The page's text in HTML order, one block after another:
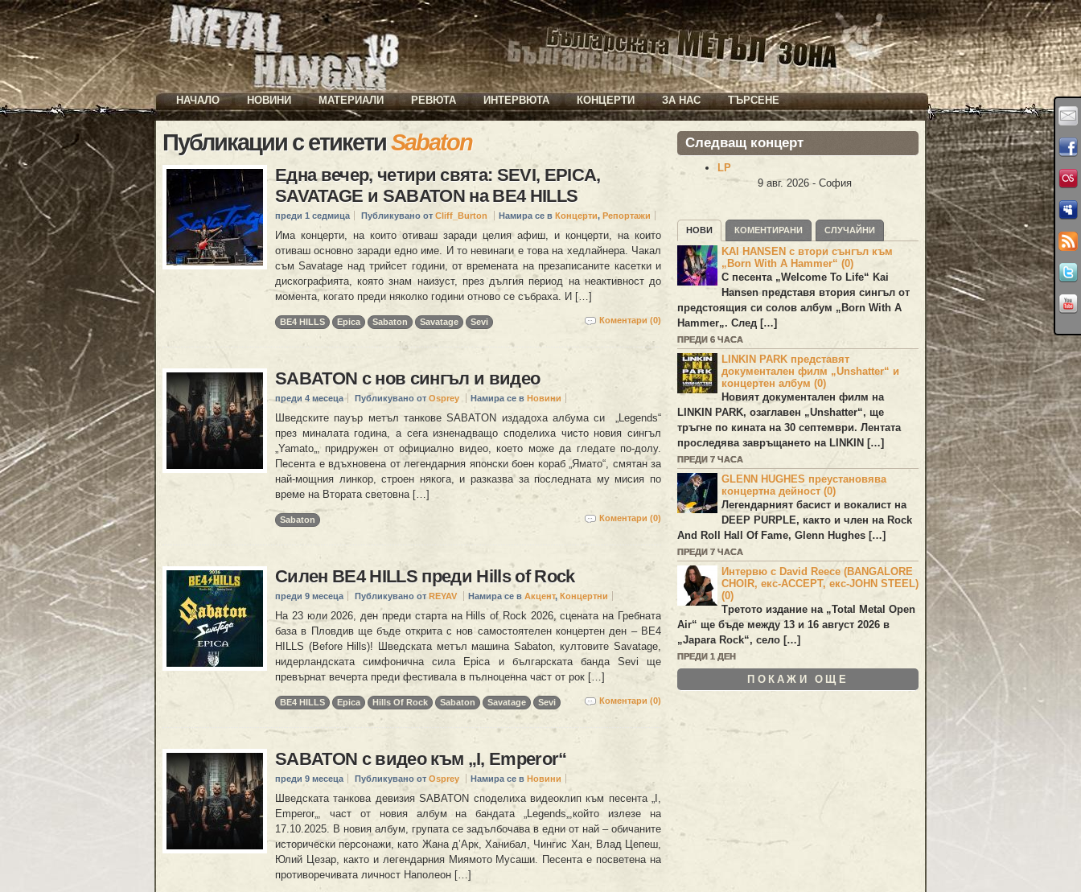
НАЧАЛО НОВИНИ МАТЕРИАЛИ РЕВЮТА ИНТЕРВЮТА КОНЦЕРТИ ЗА НАС ТЪРСЕНЕ
Публикации с етикетиSabaton
Една вечер, четири свята: SEVI, EPICA,
SAVATAGE и SABATON на BE4 HILLS
преди 1 седмица Публикувано от Cliff_Burton Намира се в Концерти, Репортажи
Има концерти, на които отиваш заради целия афиш, и концерти, на които
отиваш основно заради едно име. И то невинаги е това на хедлайнера. Чакал
съм Savatage над трийсет години, от времената на презаписаните касетки и
дискографията, която знам наизуст, през дългия период на неактивност до
момента, когато преди няколко години отново се събраха. И […]
Коментари (0)
BE4 HILLS Epica Sabaton Savatage Sevi
SABATON с нов сингъл и видео
преди 4 месеца Публикувано от Osprey Намира се в Новини
Шведските пауър метъл танкове SABATON издадоха албума си „Legends“
през миналата година, а сега изненадващо споделиха чисто новия сингъл
„Yamato„, придружен от официално видео, което може да гледате по-долу.
Песента е вдъхновена от легендарния японски боен кораб „Ямато“, смятан за
най-мощния линкор, строен някога, и разказва за последната му мисия по
време на Втората световна […]
Коментари (0)
Sabaton
Силен BE4 HILLS преди Hills of Rock
преди 9 месеца Публикувано от REYAV Намира се в Акцент, Концертни
На 23 юли 2026, ден преди старта на Hills of Rock 2026, сцената на Гребната
база в Пловдив ще бъде открита с нов самостоятелен концертен ден – BE4
HILLS (Before Hills)! Шведската метъл машина Sabaton, култовите Savatage,
нидерландската симфонична сила Epica и българската банда Sevi ще
превърнат вечерта преди фестивала в пълноценна част от рок […]
Коментари (0)
BE4 HILLS Epica Hills Of Rock Sabaton Savatage Sevi
SABATON с видео към „I, Emperor“
преди 9 месеца Публикувано от Osprey Намира се в Новини
Шведската танкова девизия SABATON споделиха видеоклип към песента „I,
Emperor„, част от новия албум на бандата „Legends„,който излезе на
17.10.2025. В новия албум, групата се задълбочава в едни от най – обичаните
исторически персонажи, като Жана д’Арк, Ханибал, Чингис Хан, Влад Цепеш,
Юлий Цезар, както и легендарния Миямото Мусаши. Песента е посветена на
противоречивата личност Наполеон […]
Следващ концерт
LP
9 авг. 2026 - София
НОВИ КОМЕНТИРАНИ СЛУЧАЙНИ
KAI HANSEN с втори сънгъл към
„Born With A Hammer“ (0)
С песента „Welcome To Life“ Kai
Hansenпредставя втория сингъл от
предстоящия си солов албум „ Born With A
Hammer„. След […]
ПРЕДИ 6 ЧАСА
LINKIN PARK представят
документален филм „Unshatter“ и
концертен албум (0)
Новият документален филм на
LINKIN PARK, озаглавен „Unshatter“, ще
тръгне по кината на 30 септември. Лентата
проследява завръщането наLINKIN […]
ПРЕДИ 7 ЧАСА
GLENN HUGHES преустановява
концертна дейност (0)
Легендарният басист и вокалист на
DEEP PURPLE, както и член на Rock
And Roll Hall Of Fame, Glenn Hughes […]
ПРЕДИ 7 ЧАСА
Интервю с David Reece (BANGALORE
CHOIR, екс-ACCEPT, екс-JOHN STEEL)
(0)
Третото издание на „Total Metal Open
Air“ ще бъде между 13 и 16 август 2026 в
„Japara Rock“, село […]
ПРЕДИ 1 ДЕН
ПОКАЖИ ОЩЕ